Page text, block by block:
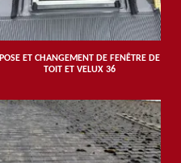
POSE ET CHANGEMENT DE FENÊTRE DE
TOIT ET VELUX 36